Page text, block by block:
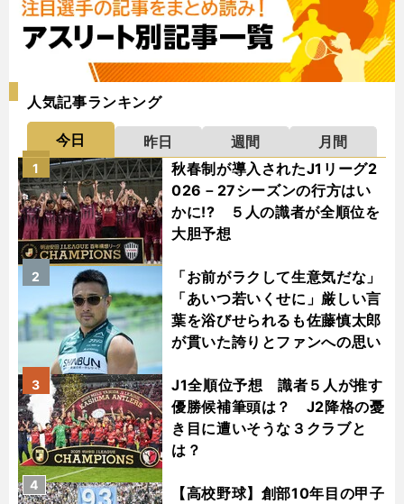
人気記事ランキング
今日 昨日 週間
月間
秋春制が導入されたJ1リーグ2
026－27シーズンの行方はい
かに!? ５人の識者が全順位を
大胆予想
1
「お前がラクして生意気だな」
「あいつ若いくせに」厳しい言
葉を浴びせられるも佐藤慎太郎
が貫いた誇りとファンへの思い
2
J1全順位予想 識者５人が推す
優勝候補筆頭は？ J2降格の憂
き目に遭いそうな３クラブと
は？
3
【高校野球】創部10年目の甲子
4